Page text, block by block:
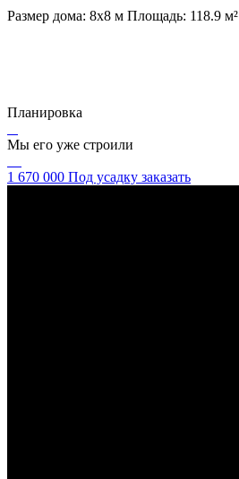
Размер дома: 8х8 м Площадь: 118.9 м²
Планировка
Мы его уже строили
1 670 000 Под усадку заказать